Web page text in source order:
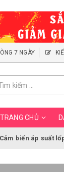
7 NGÀY
TRANG CHỦ
Cảm biến áp suất